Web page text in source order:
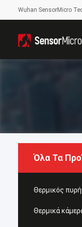
Wuhan SensorMicro
Όλα Τα
Θερμικός
Θερμικά